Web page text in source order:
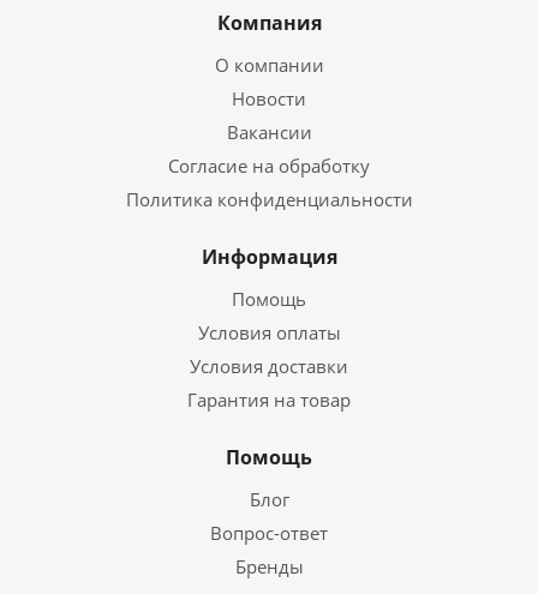
Компания
О компании
Новости
Вакансии
Согласие на обработку
Политика конфиденциальности
Информация
Помощь
Условия оплаты
Условия доставки
Гарантия на товар
Помощь
Блог
Вопрос-ответ
Бренды